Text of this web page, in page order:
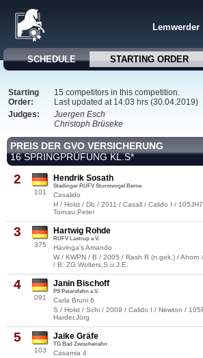
Lemwerder
SCHEDULE STARTING ORDER
Starting
Order:
15 competitors in this competition.
Last updated at 14:03 hrs (30.04.2019)
Judges:
Juergen Esch
Christoph Brüseke
PREIS DER GVO VERSICHERUNG
16 SPRINGPRÜFUNG KL.S*
2
101
Hendrik Sosath
Stedinger RUFV Sturmvogel Berne
Casalido
H / Holst / Db / 2011 / Casall / Calido I /
Tornau,Peter
3
375
Hartwig Rohde
RUFV Lastrup e.V.
Havinga's Amando
W / KWPN / B / 2005 / Rash R (n.gek.) /
/ B: ZG Wolters,S.u.J.E.
4
091
Janin Bischoff
PS Petersfehn e.V.
Carla Bruni 6
S / Holst / Schi / 2009 / Calido I / Newton /
Harder,Jörg
5
103
Jaike Gräfe
TG Bad Zwischenahn
Casamia 4